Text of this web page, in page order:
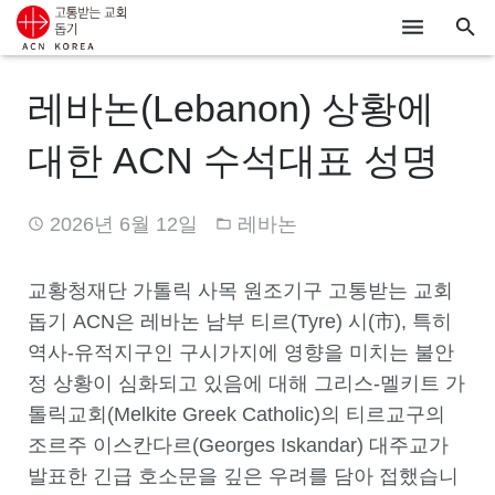
알리기
기도하기
시리아
우크라이나
행동하기
로그인
후원하기
레바논(Lebanon) 상황에
대한 ACN 수석대표 성명
2026년 6월 12일 레바논
교황청재단 가톨릭 사목 원조기구 고통받는 교회
돕기 ACN은 레바논 남부 티르(Tyre) 시(市), 특히
역사-유적지구인 구시가지에 영향을 미치는 불안
정 상황이 심화되고 있음에 대해 그리스-멜키트 가
톨릭교회(Melkite Greek Catholic)의 티르교구의
조르주 이스칸다르(Georges Iskandar) 대주교가
발표한 긴급 호소문을 깊은 우려를 담아 접했습니